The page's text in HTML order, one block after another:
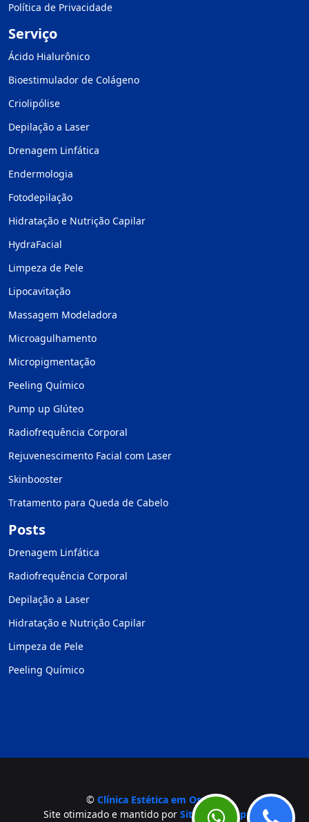
Política de Privacidade
Serviço
Ácido Hialurônico
Bioestimulador de Colágeno
Criolipólise
Depilação a Laser
Drenagem Linfática
Endermologia
Fotodepilação
Hidratação e Nutrição Capilar
HydraFacial
Limpeza de Pele
Lipocavitação
Massagem Modeladora
Microagulhamento
Micropigmentação
Peeling Químico
Pump up Glúteo
Radiofrequência Corporal
Rejuvenescimento Facial com Laser
Skinbooster
Tratamento para Queda de Cabelo
Posts
Drenagem Linfática
Radiofrequência Corporal
Depilação a Laser
Hidratação e Nutrição Capilar
Limpeza de Pele
Peeling Químico
© Clínica Estética em Osasco
Site otimizado e mantido por Site para Empresa